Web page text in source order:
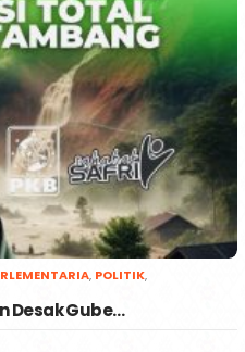
, POLITIK,
Desak Gube…